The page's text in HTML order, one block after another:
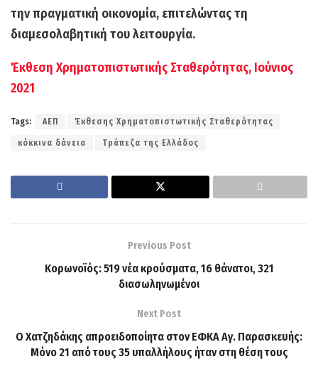
την πραγματική οικονομία, επιτελώντας τη
διαμεσολαβητική του λειτουργία.
Έκθεση Χρηματοπιστωτικής Σταθερότητας, Ιούνιος
2021
Tags: ΑΕΠ Έκθεσης Χρηματοπιστωτικής Σταθερότητας
κόκκινα δάνεια Τράπεζα της Ελλάδος
Previous Post
Κορωνοϊός: 519 νέα κρούσματα, 16 θάνατοι, 321
διασωληνωμένοι
Next Post
Ο Χατζηδάκης απροειδοποίητα στον ΕΦΚΑ Αγ. Παρασκευής:
Μόνο 21 από τους 35 υπαλλήλους ήταν στη θέση τους